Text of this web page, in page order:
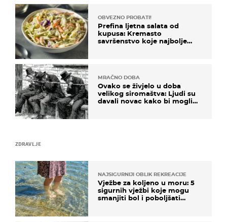
ZDRAVLJE
NAJSIGURNIJI OBLIK REKREACIJE
Vježbe za koljeno u moru: 5
sigurnih vježbi koje mogu
smanjiti bol i poboljšati
OBVEZNO PROBATI!
Prefina ljetna salata od
kupusa: Kremasto
savršenstvo koje najbolje
MRAČNO DOBA
Ovako se živjelo u doba
velikog siromaštva: Ljudi su
davali novac kako bi mogli